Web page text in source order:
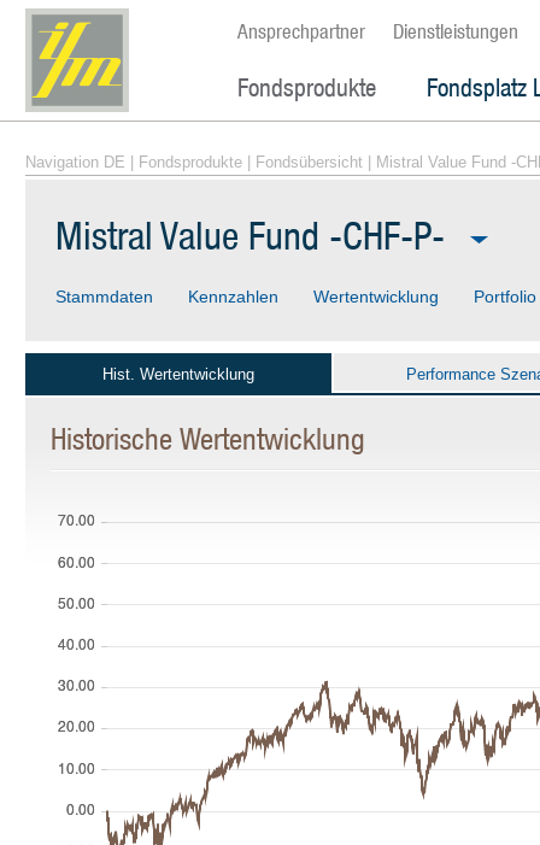
Ansprechpartner Dienstleistungen
Fondsprodukte Fondsplatz
Navigation DE Fondsprodukte Fondsübersicht | Mistral Value Fund -
Mistral Value Fund -CHF-P-
Stammdaten Kennzahlen Wertentwicklung Portfolio
Hist. Wertentwicklung Performance
Historische Wertentwicklung